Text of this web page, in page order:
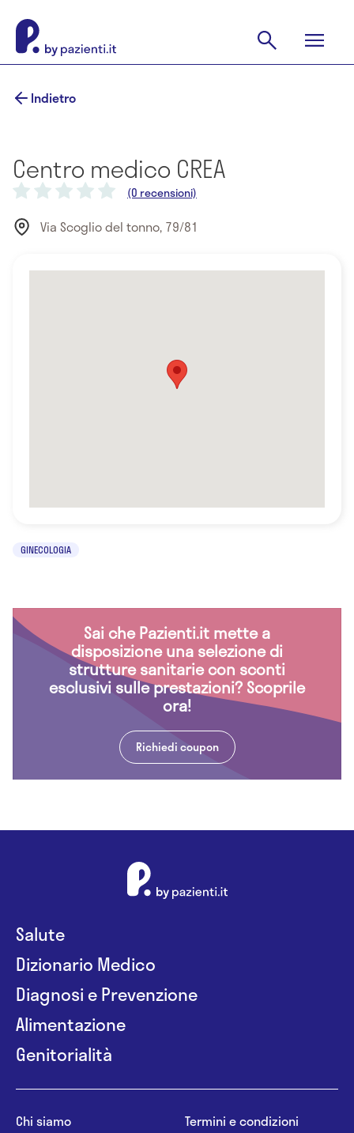
Indietro
Centro medico CREA
(0 recensioni)
Via Scoglio del tonno, 79/81
GINECOLOGIA
Sai che Pazienti.it mette a
disposizione una selezione di
strutture sanitarie con sconti
esclusivi sulle prestazioni? Scoprile
ora!
Richiedi coupon
Salute
Dizionario Medico
Diagnosi e Prevenzione
Alimentazione
Genitorialità
Chi siamo
Termini e condizioni